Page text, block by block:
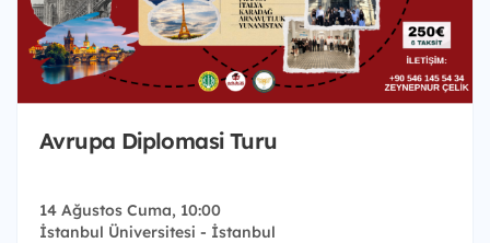
Avrupa Diplomasi Turu
14 Ağustos Cuma, 10:00
İstanbul Üniversitesi - İstanbul